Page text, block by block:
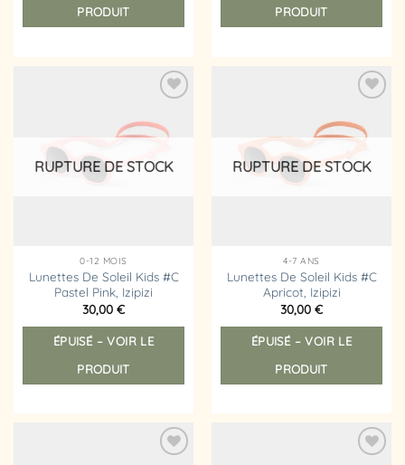
PRODUIT
PRODUIT
à la
liste
RUPTURE DE STOCK
0-12 MOIS
Lunettes De Soleil Kids #C
Pastel Pink, Izipizi
30,00 €
ÉPUISÉ – VOIR LE
PRODUIT
à la
liste
RUPTURE DE STOCK
4-7 ANS
Lunettes De Soleil Kids #C
Apricot, Izipizi
30,00 €
ÉPUISÉ – VOIR LE
PRODUIT